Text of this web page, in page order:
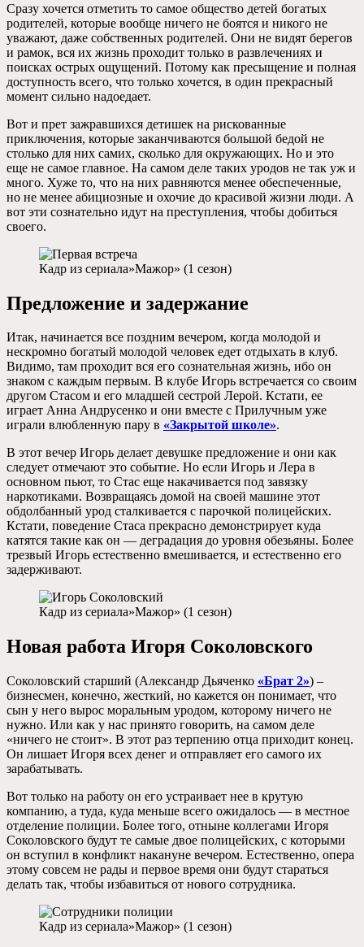
Сразу хочется отметить то самое общество детей богатых
родителей, которые вообще ничего не боятся и никого не
уважают, даже собственных родителей. Они не видят берегов
и рамок, вся их жизнь проходит только в развлечениях и
поисках острых ощущений. Потому как пресыщение и полная
доступность всего, что только хочется, в один прекрасный
момент сильно надоедает.
Вот и прет зажравшихся детишек на рискованные
приключения, которые заканчиваются большой бедой не
столько для них самих, сколько для окружающих. Но и это
еще не самое главное. На самом деле таких уродов не так уж и
много. Хуже то, что на них равняются менее обеспеченные,
но не менее абициозные и охочие до красивой жизни люди. А
вот эти сознательно идут на преступления, чтобы добиться
своего.
Кадр из сериала»Мажор» (1 сезон)
Предложение и задержание
Итак, начинается все поздним вечером, когда молодой и
нескромно богатый молодой человек едет отдыхать в клуб.
Видимо, там проходит вся его сознательная жизнь, ибо он
знаком с каждым первым. В клубе Игорь встречается со своим
другом Стасом и его младшей сестрой Лерой. Кстати, ее
играет Анна Андрусенко и они вместе с Прилучным уже
играли влюбленную пару в «Закрытой школе».
В этот вечер Игорь делает девушке предложение и они как
следует отмечают это событие. Но если Игорь и Лера в
основном пьют, то Стас еще накачивается под завязку
наркотиками. Возвращаясь домой на своей машине этот
обдолбанный урод сталкивается с парочкой полицейских.
Кстати, поведение Стаса прекрасно демонстрирует куда
катятся такие как он — деградация до уровня обезьяны. Более
трезвый Игорь естественно вмешивается, и естественно его
задерживают.
Кадр из сериала»Мажор» (1 сезон)
Новая работа Игоря Соколовского
Соколовский старший (Александр Дьяченко «Брат 2») –
бизнесмен, конечно, жесткий, но кажется он понимает, что
сын у него вырос моральным уродом, которому ничего не
нужно. Или как у нас принято говорить, на самом деле
«ничего не стоит». В этот раз терпению отца приходит конец.
Он лишает Игоря всех денег и отправляет его самого их
зарабатывать.
Вот только на работу он его устраивает нее в крутую
компанию, а туда, куда меньше всего ожидалось — в местное
отделение полиции. Более того, отныне коллегами Игоря
Соколовского будут те самые двое полицейских, с которыми
он вступил в конфликт накануне вечером. Естественно, опера
этому совсем не рады и первое время они будут стараться
делать так, чтобы избавиться от нового сотрудника.
Кадр из сериала»Мажор» (1 сезон)